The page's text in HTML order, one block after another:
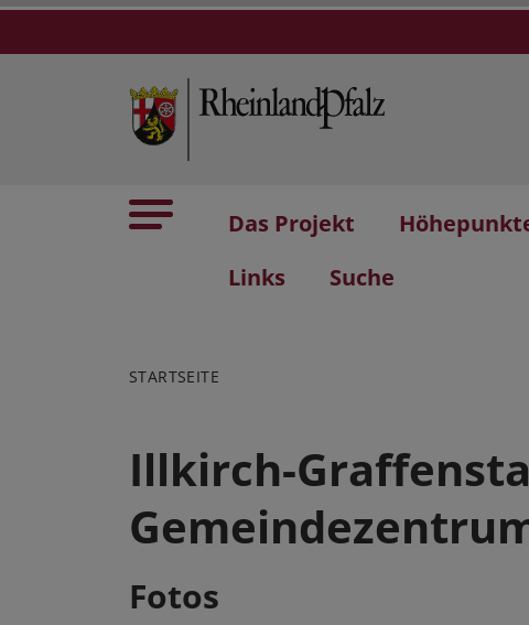
Das Projekt
Links
Suche
STARTSEITE
Illkirch-
Fotos